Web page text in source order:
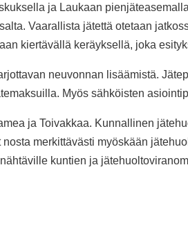
ja Laukaan
Vaarallista jätettä otetaan
kiertävällä keräyksellä, joka
neuvonnan lisäämistä.
Myös sähköisten
ja Toivakkaa. Kunnallinen
merkittävästi myöskään
kuntien ja